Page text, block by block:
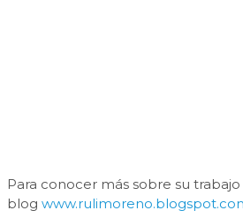
Para conocer más sobre su trabajo
blog